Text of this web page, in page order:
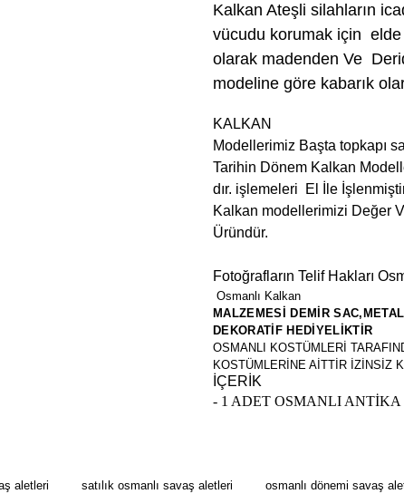
Kalkan Ateşli silahların
vücudu korumak için elde
olarak madenden Ve
modeline göre kabarık
KALKAN
Modellerimiz Başta topkapı
Tarihin Dönem Kalkan
dır. işlemeleri El İle
Kalkan modellerimizi Değer
Üründür.
Fotoğrafların Telif Hakları
Osmanlı Kalkan
MALZEMESİ DEMİR
DEKORATİF HEDİYELİKTİR
OSMANLI KOSTÜMLERİ
KOSTÜMLERİNE AİTTİR İZİNSİZ
İÇERİK
- 1 ADET OSMANLI
Görüş ve önerileriniz için teşekkür
aletleri satılık osmanlı savaş aletleri osmanlı dönemi savaş